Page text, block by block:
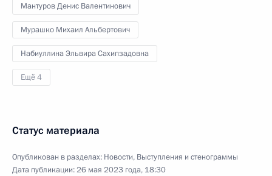
Мантуров Денис Валентинович
Мурашко Михаил Альбертович
Набиуллина Эльвира Сахипзадовна
Ещё 4
Статус материала
Опубликован в разделах: Новости, Выступления и стенограммы
Дата публикации:26 мая 2023 года, 18:30